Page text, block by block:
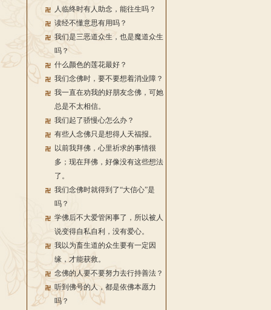
人临终时有人助念，能往生吗？
读经不懂意思有用吗？
我们是三恶道众生，也是魔道众生
吗？
什么颜色的莲花最好？
我们念佛时，要不要想着消业障？
我一直在劝我的好朋友念佛，可她
总是不太相信。
我们起了骄慢心怎么办？
有些人念佛只是想得人天福报。
以前我拜佛，心里祈求的事情很
多；现在拜佛，好像没有这些想法
了。
我们念佛时就得到了“大信心”是
吗？
学佛后不大爱管闲事了，所以被人
说变得自私自利，没有爱心。
我以为畜生道的众生要有一定因
缘，才能获救。
念佛的人要不要努力去行持善法？
听到佛号的人，都是依佛本愿力
吗？